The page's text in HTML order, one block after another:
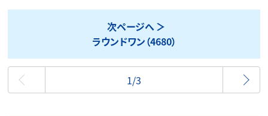
次ページへ
ラウンドワン（4680）
最初
1/3